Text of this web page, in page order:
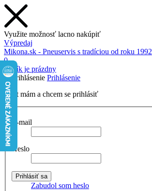
Využite možnosť lacno nakúpiť
Výpredaj
Mikona.sk - Pneuservis s tradíciou od roku 1992
0
Košík je prázdny
Prihlásenie
Účet mám a chcem se prihlásiť
E-mail
Heslo
Zabudol som heslo